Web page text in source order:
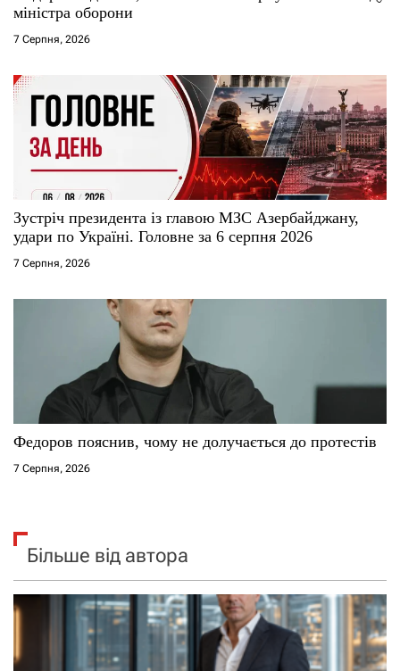
і
в
міністра оборони
7 Серпня, 2026
Зустріч президента із главою МЗС Азербайджану,
удари по Україні. Головне за 6 серпня 2026
7 Серпня, 2026
Федоров пояснив, чому не долучається до протестів
7 Серпня, 2026
Більше від автора